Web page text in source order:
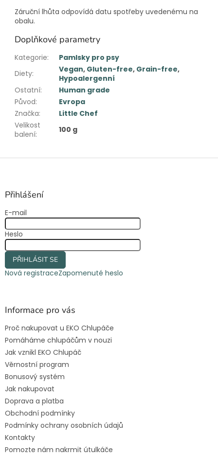
Záruční lhůta odpovídá datu spotřeby uvedenému na
obalu.
Doplňkové parametry
Kategorie:
Pamlsky pro psy
Diety: Vegan, Gluten-free, Grain-free,
Hypoalergenní
Ostatní:
Human grade
Původ:
Evropa
Značka:
Little Chef
Velikost
balení: 100 g
Z
Přihlášení
E-mail
Heslo
PŘIHLÁSIT SE
Nová registraceZapomenuté heslo
Informace pro vás
Proč nakupovat u EKO Chlupáče
Pomáháme chlupáčům v nouzi
Jak vznikl EKO Chlupáč
Věrnostní program
Bonusový systém
Jak nakupovat
Doprava a platba
Obchodní podmínky
Podmínky ochrany osobních údajů
Kontakty
Pomozte nám nakrmit útulkáče